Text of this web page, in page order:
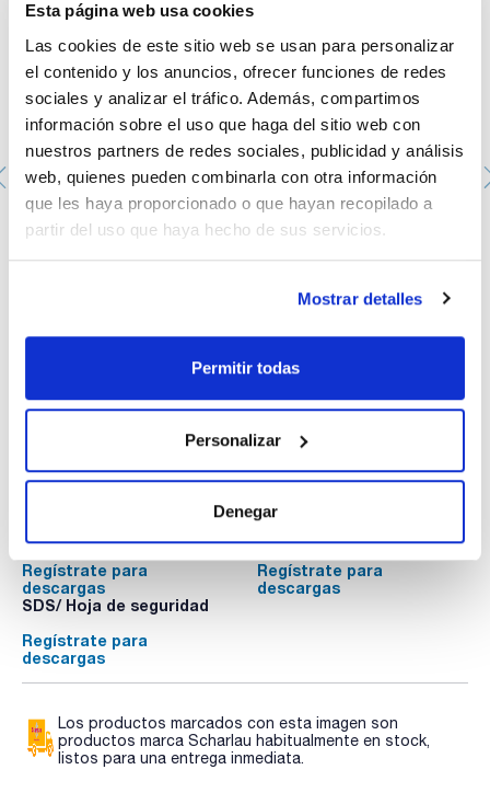
Esta página web usa cookies
Las cookies de este sitio web se usan para personalizar
el contenido y los anuncios, ofrecer funciones de redes
sociales y analizar el tráfico. Además, compartimos
información sobre el uso que haga del sitio web con
nuestros partners de redes sociales, publicidad y análisis
web, quienes pueden combinarla con otra información
que les haya proporcionado o que hayan recopilado a
partir del uso que haya hecho de sus servicios.
Mostrar detalles
Permitir todas
Personalizar
Denegar
Juego de tapas de silicona. DURAN®. Tamaño: S/M/L.
Color: rosa
Mi precio
Documentación técnica
Regístrate para
descargas
Regístrate para
descargas
SDS/ Hoja de seguridad
Regístrate para
descargas
Los productos marcados con esta imagen son
productos marca Scharlau habitualmente en stock,
listos para una entrega inmediata.